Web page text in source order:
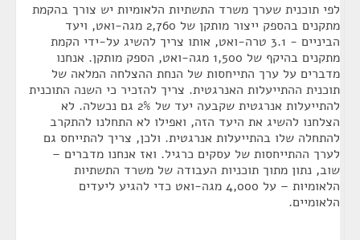
לפי תוכנית שערך משרד התשתיות הלאומיות יש צורך בהקמת
מתקנים בהספק ייצור מותקן של 2,760 מגה-ואט, ויעד
הביניים - 3.1 טרה-ואט, אותו צריך להשיג על-ידי הקמת
מתקנים בהיקף של 1,500 מגה-ואט, הספק מותקן. אנחנו
מדברים על ערך התייחסות של הנחת ההצלחה המלאה של
תוכנית ההתייעלות האנרגטית. צריך להזכיר כי השנה התוכנית
להתייעלות אנרגטית שקבעה יעד של 2% גם נכשלה. לא
הצלחנו להשיג את היעד הזה, ואפילו לא התחלנו להתקרב
להתחלה שלו בהתייעלות אנרגטית. ולכן, צריך להתייחס גם
לערך ההתייחסות של עסקים כרגיל. ואז אנחנו מדברים –
שוב, נתון מתוך תוכניות העבודה של משרד התשתיות
הלאומיות – על 4,000 מגה-ואט כדי להגיע ליעדים
הלאומיים.